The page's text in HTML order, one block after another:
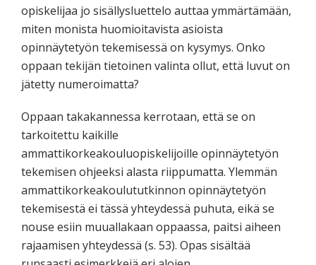
opiskelijaa jo sisällysluettelo auttaa ymmärtämään,
miten monista huomioitavista asioista
opinnäytetyön tekemisessä on kysymys. Onko
oppaan tekijän tietoinen valinta ollut, että luvut on
jätetty numeroimatta?
Oppaan takakannessa kerrotaan, että se on
tarkoitettu kaikille
ammattikorkeakouluopiskelijoille opinnäytetyön
tekemisen ohjeeksi alasta riippumatta. Ylemmän
ammattikorkeakoulututkinnon opinnäytetyön
tekemisestä ei tässä yhteydessä puhuta, eikä se
nouse esiin muuallakaan oppaassa, paitsi aiheen
rajaamisen yhteydessä (s. 53). Opas sisältää